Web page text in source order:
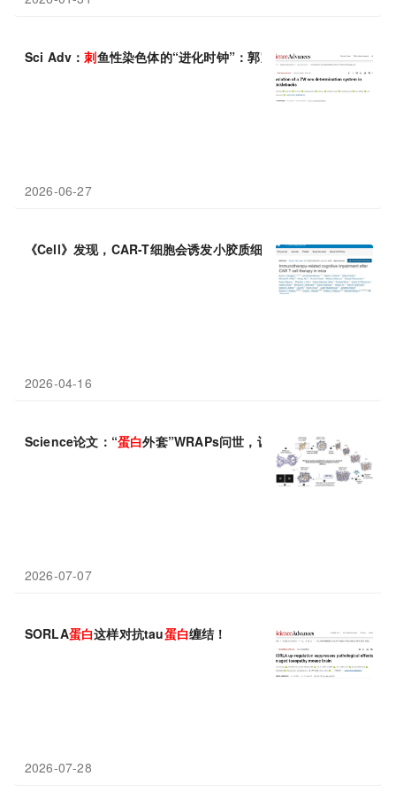
Sci Adv：刺鱼性染色体的“进化时钟”：郭宝成团队通过多组学分
2026-06-27
《Cell》发现，CAR-T细胞会诱发小胶质细胞反应性和少突胶质细
2026-04-16
Science论文：“蛋白外套”WRAPs问世，让难缠的膜蛋白在水中“
2026-07-07
SORLA蛋白这样对抗tau蛋白缠结！
2026-07-28